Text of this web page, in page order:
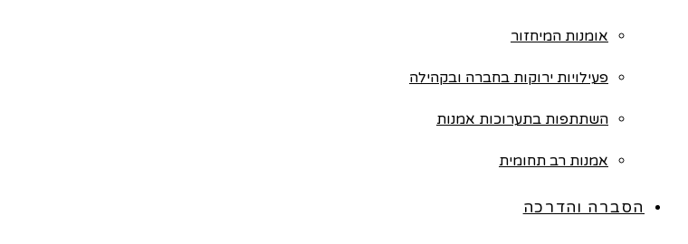
אומנות המיחזור
פעילויות ירוקות בחברה ובקהילה
השתתפות בתערוכות אמנות
אמנות רב תחומית
הסברה והדרכה